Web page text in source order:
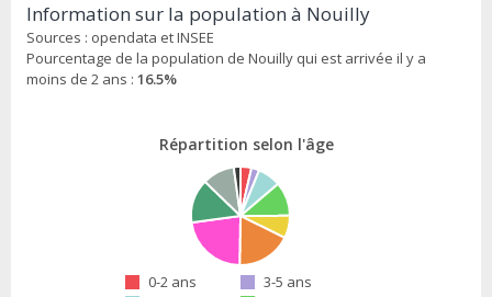
Information sur la population à Nouilly
Sources : opendata et INSEE
Pourcentage de la population de Nouilly qui est arrivée il y a
moins de 2 ans : 16.5%
Répartition selon l'âge
0-2 ans
3-5 ans